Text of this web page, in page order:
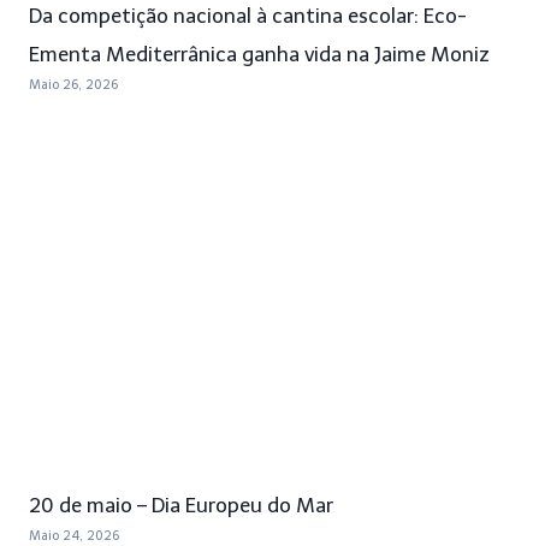
Da competição nacional à cantina escolar: Eco-
Ementa Mediterrânica ganha vida na Jaime Moniz
Maio 26, 2026
20 de maio – Dia Europeu do Mar
Maio 24, 2026